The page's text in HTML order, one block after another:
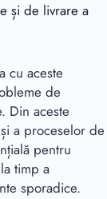
și de livrare a
cu aceste
de
Din aceste
a proceselor de
pentru
timp a
sporadice.